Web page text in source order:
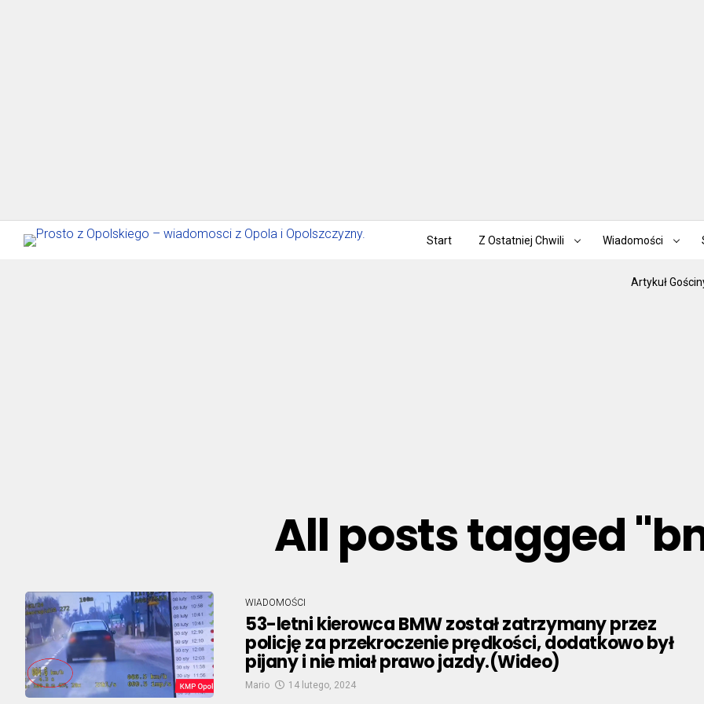
Start Z Ostatniej Chwili Wiadomości
Artykuł
All posts tagged
WIADOMOŚCI
53-letni kierowca BMW został zatrzymany przez
policję za przekroczenie prędkości, dodatkowo był
pijany i nie miał prawo jazdy.(Wideo)
Mario 14 lutego, 2024